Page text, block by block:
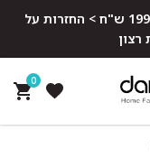
משלוח מהיר חינם לכל הארץ בקנייה מעל 199 ש"ח > החזרות על
0